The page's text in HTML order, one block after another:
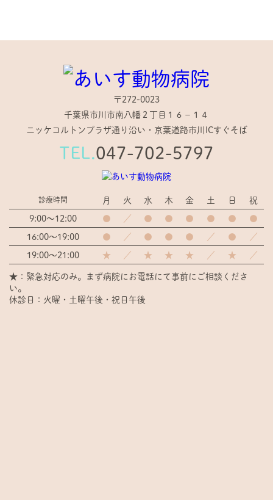
〒272-0023
千葉県市川市南八幡２丁目１６−１４
ニッケコルトンプラザ通り沿い・京葉道路市川ICすぐそば
TEL.047-702-5797
診療時間 月 火 水 木 金 土 日
祝
9:00～12:00
● ／ ● ● ● ● ●
●
16:00～19:00
● ／ ● ● ● ／ ●
／
19:00～21:00
★ ／ ★ ★ ★ ／ ★
／
★：緊急対応のみ。まず病院にお電話にて事前にご相談くださ
い。
休診日：火曜・土曜午後・祝日午後